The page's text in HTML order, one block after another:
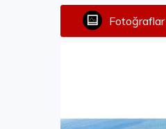
Fotoğraflar